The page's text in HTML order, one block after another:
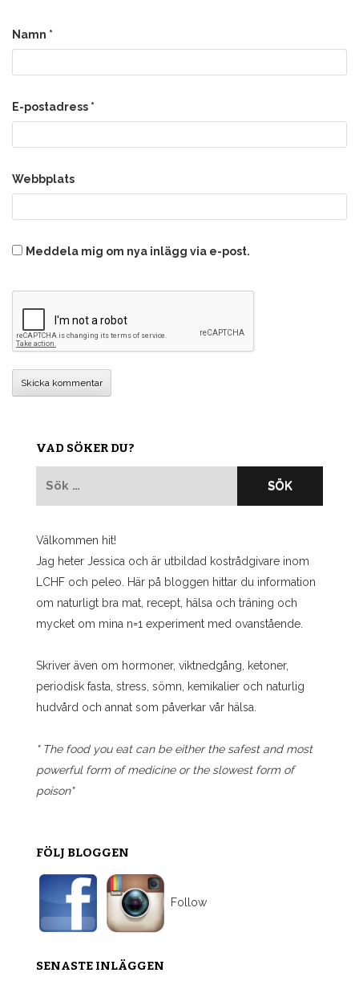
Namn *
E-postadress *
Webbplats
Meddela mig om nya inlägg via e-post.
VAD SÖKER DU?
Välkommen hit!
Jag heter Jessica och är utbildad kostrådgivare inom
LCHF och peleo. Här på bloggen hittar du information
om naturligt bra mat, recept, hälsa och träning och
mycket om mina n=1 experiment med ovanstående.
Skriver även om hormoner, viktnedgång, ketoner,
periodisk fasta, stress, sömn, kemikalier och naturlig
hudvård och annat som påverkar vår hälsa.
" The food you eat can be either the safest and most
powerful form of medicine or the slowest form of
poison"
FÖLJ BLOGGEN
Follow
SENASTE INLÄGGEN